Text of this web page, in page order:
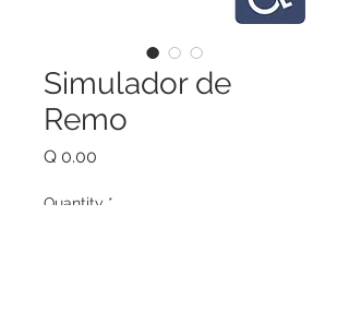
Simulador de
Remo
Q 0.00
Quantity *